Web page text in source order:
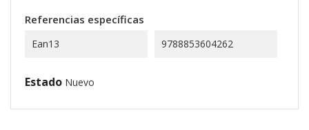
Referencias específicas
Ean13 9788853604262
Estado Nuevo